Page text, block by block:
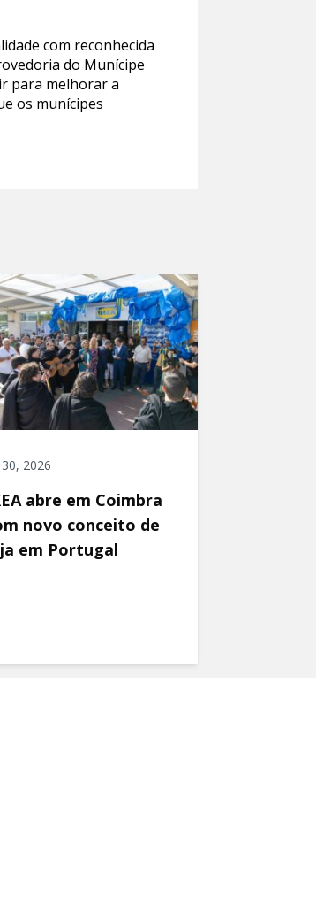
com reconhecida
do Munícipe
para melhorar a
os munícipes
2026
abre em Coimbra
novo conceito de
em Portugal